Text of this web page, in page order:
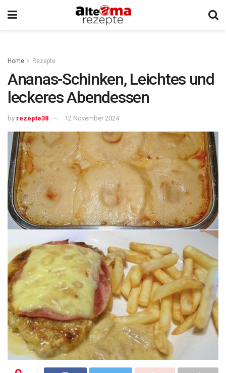
Home Rezepte
Ananas-Schinken, Leichtes und
leckeres Abendessen
by rezepte38 12 November 2024